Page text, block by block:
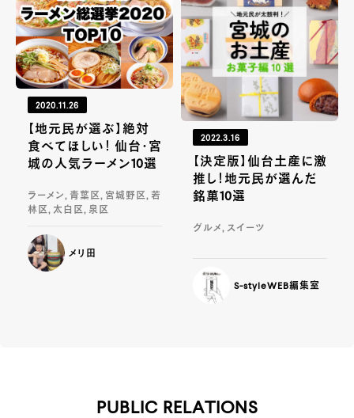
2020.11.26
【地元民が選ぶ】絶対
食べてほしい！ 仙台・宮
城の人気ラーメン10選
ラーメン, 青葉区, 宮城野区, 若
林区, 太白区, 泉区
メリ田
2022.3.16
【決定版】仙台土産に激
推し！地元民が選んだ
銘菓10選
グルメ, スイーツ
S-styleWEB編集室
PUBLIC RELATIONS